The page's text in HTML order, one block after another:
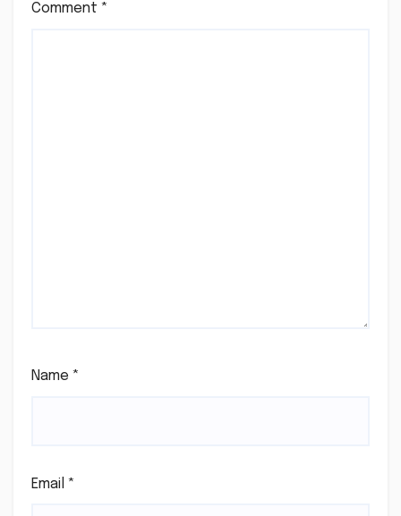
Comment *
Name *
Email *